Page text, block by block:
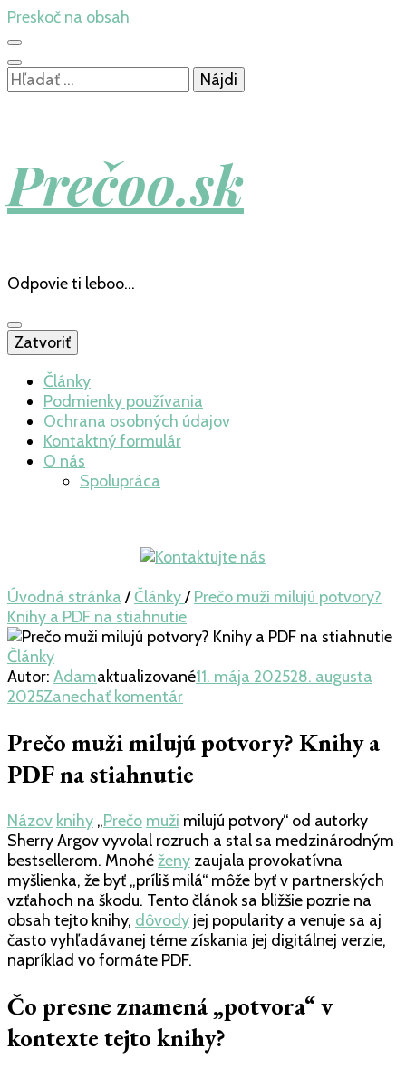
Preskoč na obsah
Hľadať:
Prečoo.sk
Odpovie ti leboo…
Zatvoriť
Články
Podmienky používania
Ochrana osobných údajov
Kontaktný formulár
O nás
Spolupráca
Úvodná stránka /Články/ Prečo muži milujú potvory?
Knihy a PDF na stiahnutie
Články
Autor: Adamaktualizované11. mája 202528. augusta
2025Zanechať komentárk
Prečo
muži
milujú
Knihy
a
PDF
na
stiahnutie
Prečo muži milujú potvory? Knihy a
PDF na stiahnutie
Názov knihy „Prečo muži milujú potvory“ od autorky
Sherry Argov vyvolal rozruch a stal sa medzinárodným
bestsellerom. Mnohéženy zaujala provokatívna
myšlienka, že byť „príliš milá“ môže byť v partnerských
vzťahoch na škodu. Tento článok sa bližšie pozrie na
obsah tejto knihy, dôvody jej popularity a venuje sa aj
často vyhľadávanej téme získania jej digitálnej verzie,
napríklad vo formáte PDF.
Čo presne znamená „potvora“ v
kontexte tejto knihy?